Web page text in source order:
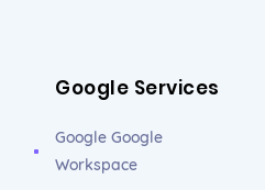
Google Services
Google Google
Workspace